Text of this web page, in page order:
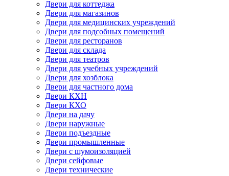
Двери для коттеджа
Двери для магазинов
Двери для медицинских учреждений
Двери для подсобных помещений
Двери для ресторанов
Двери для склада
Двери для театров
Двери для учебных учреждений
Двери для хозблока
Двери для частного дома
Двери КХН
Двери КХО
Двери на дачу
Двери наружные
Двери подъездные
Двери промышленные
Двери с шумоизоляцией
Двери сейфовые
Двери технические